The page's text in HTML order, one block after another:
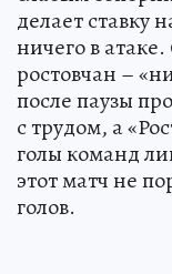
делает ставку
ничего в
ростовчан –
после паузы
с трудом, а
голы команд
этот матч не
голов.